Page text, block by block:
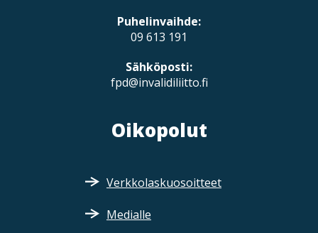
Puhelinvaihde:
09 613 191
Sähköposti:
fpd@invalidiliitto.fi
Oikopolut
Verkkolaskuosoitteet
Medialle